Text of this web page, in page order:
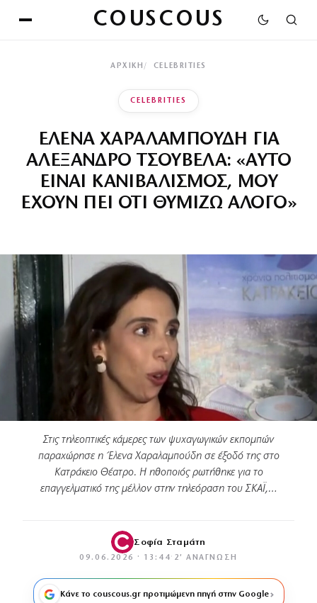
COUSCOUS
ΑΡΧΙΚΉ CELEBRITIES
CELEBRITIES
ΕΛΕΝΑ ΧΑΡΑΛΑΜΠΟΥΔΗ ΓΙΑ
ΑΛΕΞΑΝΔΡΟ ΤΣΟΥΒΕΛΑ: «ΑΥΤΟ
ΕΙΝΑΙ ΚΑΝΙΒΑΛΙΣΜΟΣ, ΜΟΥ
ΕΧΟΥΝ ΠΕΙ ΟΤΙ ΘΥΜΙΖΩ ΑΛΟΓΟ»
Στις τηλεοπτικές κάμερες των ψυχαγωγικών εκπομπών
παραχώρησε η Έλενα Χαραλαμπούδη σε έξοδό της στο
Κατράκειο Θέατρο. Η ηθοποιός ρωτήθηκε για το
επαγγελματικό της μέλλον στην τηλεόραση του ΣΚΑΪ,…
Σοφία Σταμάτη
09.06.2026 · 13:44· 2′ ΑΝΆΓΝΩΣΗ
Κάνε το couscous.gr προτιμώμενη πηγή στην Google